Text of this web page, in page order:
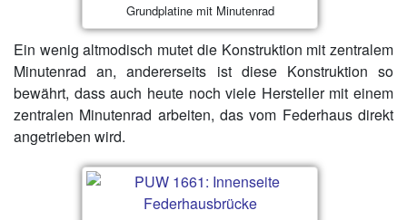
Grundplatine mit Minutenrad
Ein wenig altmodisch mutet die Konstruktion mit zentralem
Minutenrad an, andererseits ist diese Konstruktion so
bewährt, dass auch heute noch viele Hersteller mit einem
zentralen Minutenrad arbeiten, das vom Federhaus direkt
angetrieben wird.